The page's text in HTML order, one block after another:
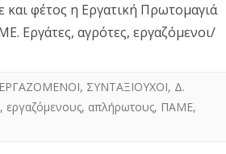
φέτος η Εργατική Πρωτομαγιά
Εργάτες, αγρότες, εργαζόμενοι/
ΕΡΓΑΖΟΜΕΝΟΙ, ΣΥΝΤΑΞΙΟΥΧΟΙ, Δ.
, εργαζόμενους, απλήρωτους, ΠΑΜΕ,